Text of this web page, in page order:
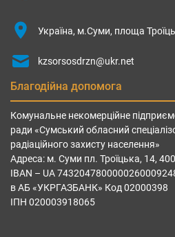
Україна, м.Суми, площа
kzsorsosdrzn@ukr.net
Благодійна допомога
Комунальне некомерційне
ради «Сумський обласний
радіаційного захисту населення»
Адреса: м. Суми пл. Троїцька, 14,
IBAN – UА
в АБ «УКРГАЗБАНК» Код 02000398
ІПН 020003918065